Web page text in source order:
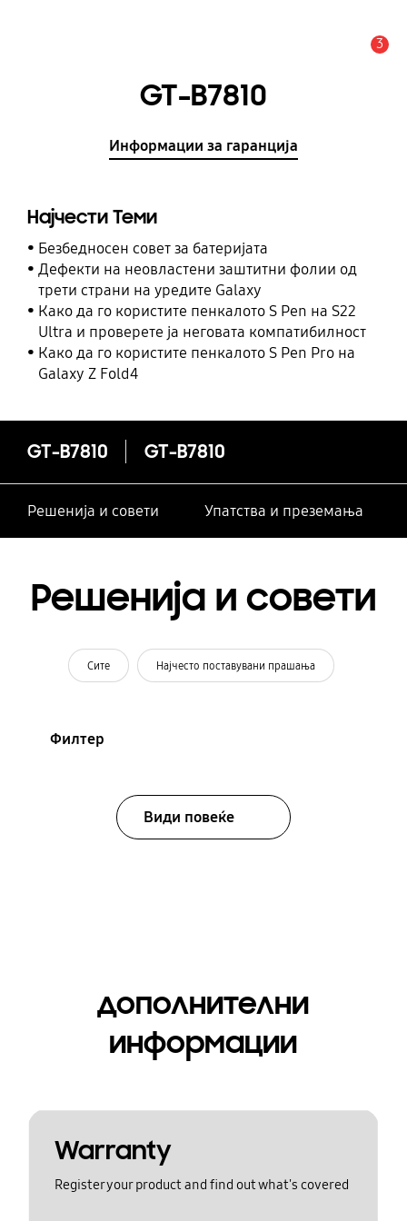
3
GT-B7810
Информации за гаранција
Најчести Теми
Безбедносен совет за батеријата
Дефекти на неовластени заштитни фолии од
трети страни на уредите Galaxy
Како да го користите пенкалото S Pen на S22
Ultra и проверете ја неговата компатибилност
Како да го користите пенкалото S Pen Pro на
Galaxy Z Fold4
GT-B7810 GT-B7810
Решенија и совети Упатства и преземања
Решенија и совети
Сите Најчесто поставувани прашања
Филтер
Види повеќе
дополнителни
информации
Warranty
Register your product and find out what's covered